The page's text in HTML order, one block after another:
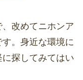
改めてニホンア
。身近な環境に
探してみてはい